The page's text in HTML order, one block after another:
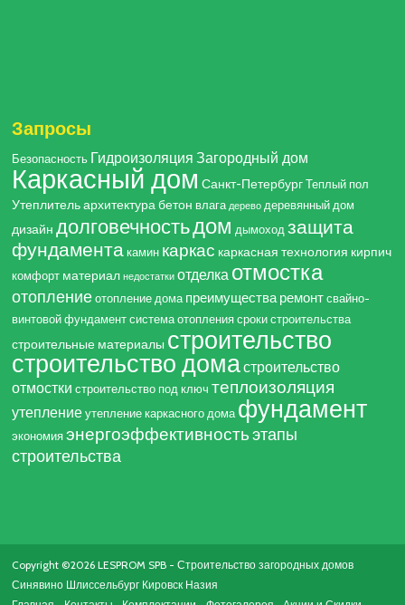
Запросы
Безопасность Гидроизоляция Загородный дом
Каркасный дом Санкт-Петербург Теплый пол
Утеплительархитектурабетон влага дерево деревянный дом
дизайн долговечностьдом дымоход защита
фундамента камин каркас каркасная технология кирпич
комфорт материал недостатки отделка отмостка
отопление отопление дома преимуществаремонт свайно-
винтовой фундамент система отопления сроки строительства
строительные материалы строительство
строительство домастроительство
отмостки строительство под ключ теплоизоляция
утепление утепление каркасного дома фундамент
экономия энергоэффективность этапы
строительства
Copyright ©2026 LESPROM SPB - Строительство загородных домов
Синявино Шлиссельбург Кировск Назия